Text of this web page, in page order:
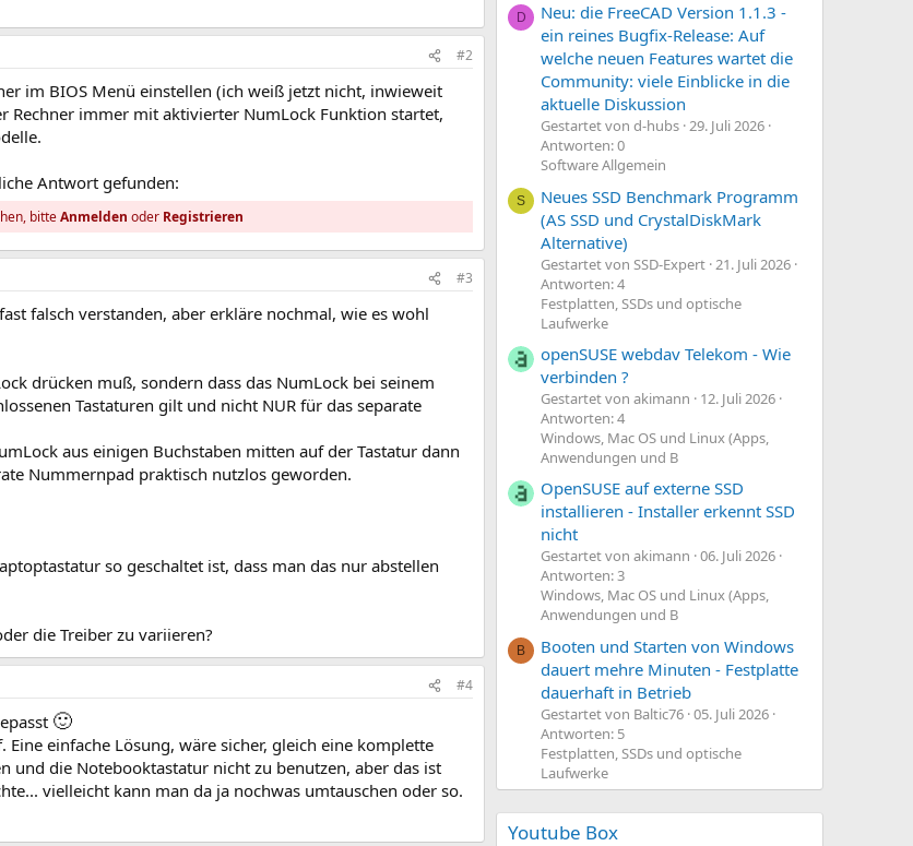
#2
im BIOS Menü einstellen (ich weiß jetzt nicht, inwieweit
Rechner immer mit aktivierter NumLock Funktion startet,
Antwort gefunden:
bitteAnmelden oder Registrieren
#3
falsch verstanden, aber erkläre nochmal, wie es wohl
drücken muß, sondern dass das NumLock bei seinem
Tastaturen gilt und nicht NUR für das separate
aus einigen Buchstaben mitten auf der Tastatur dann
Nummernpad praktisch nutzlos geworden.
so geschaltet ist, dass man das nur abstellen
die Treiber zu variieren?
#4
🙂
Eine einfache Lösung, wäre sicher, gleich eine komplette
und die Notebooktastatur nicht zu benutzen, aber das ist
vielleicht kann man da ja nochwas umtauschen oder so.
D
Neu: die FreeCAD Version 1.1.3 -
ein reines Bugfix-Release: Auf
welche neuen Features wartet die
Community: viele Einblicke in die
aktuelle Diskussion
Gestartet von d-hubs 29. Juli 2026
Antworten: 0
Software Allgemein
S
Neues SSD Benchmark Programm
(AS SSD und CrystalDiskMark
Alternative)
Gestartet von SSD-Expert 21. Juli 2026
Antworten: 4
Festplatten, SSDs und optische
Laufwerke
openSUSE webdav Telekom - Wie
verbinden ?
Gestartet von akimann
12. Juli 2026
Antworten: 4
Windows, Mac OS und Linux (Apps,
Anwendungen und B
OpenSUSE auf externe SSD
installieren - Installer erkennt SSD
nicht
Gestartet von akimann 06. Juli 2026
Antworten: 3
Windows, Mac OS und Linux (Apps,
Anwendungen und B
B
Booten und Starten von Windows
dauert mehre Minuten - Festplatte
dauerhaft in Betrieb
Gestartet von Baltic76 05. Juli 2026
Antworten: 5
Festplatten, SSDs und optische
Laufwerke
Youtube Box